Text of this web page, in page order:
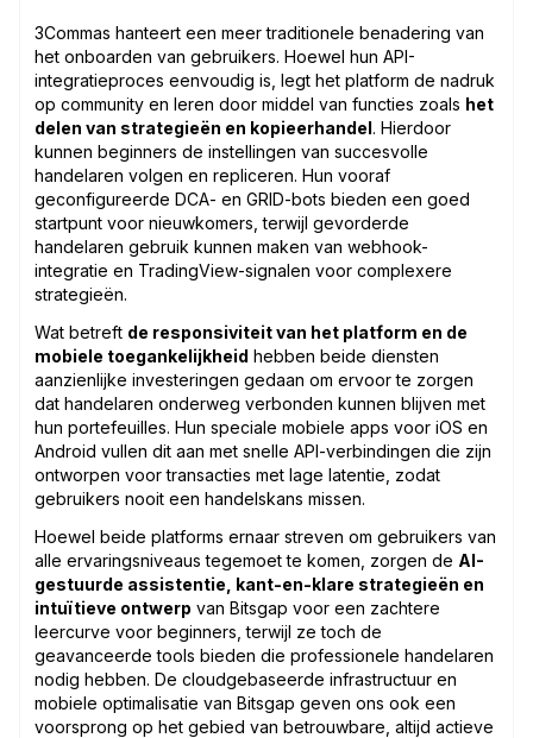
3Commas hanteert een meer traditionele benadering van
het onboarden van gebruikers. Hoewel hun API-
integratieproces eenvoudig is, legt het platform de nadruk
op community en leren door middel van functies zoals het
delen van strategieën en kopieerhandel. Hierdoor
kunnen beginners de instellingen van succesvolle
handelaren volgen en repliceren. Hun vooraf
geconfigureerde DCA- en GRID-bots bieden een goed
startpunt voor nieuwkomers, terwijl gevorderde
handelaren gebruik kunnen maken van webhook-
integratie en TradingView-signalen voor complexere
strategieën.
Wat betreft de responsiviteit van het platform en de
mobiele toegankelijkheid hebben beide diensten
aanzienlijke investeringen gedaan om ervoor te zorgen
dat handelaren onderweg verbonden kunnen blijven met
hun portefeuilles. Hun speciale mobiele apps voor iOS en
Android vullen dit aan met snelle API-verbindingen die zijn
ontworpen voor transacties met lage latentie, zodat
gebruikers nooit een handelskans missen.
Hoewel beide platforms ernaar streven om gebruikers van
alle ervaringsniveaus tegemoet te komen, zorgen de AI-
gestuurde assistentie, kant-en-klare strategieën en
intuïtieve ontwerp van Bitsgap voor een zachtere
leercurve voor beginners, terwijl ze toch de
geavanceerde tools bieden die professionele handelaren
nodig hebben. De cloudgebaseerde infrastructuur en
mobiele optimalisatie van Bitsgap geven ons ook een
voorsprong op het gebied van betrouwbare, altijd actieve